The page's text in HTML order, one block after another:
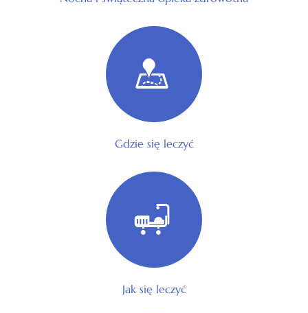
Gdzie się leczyć
Jak się leczyć